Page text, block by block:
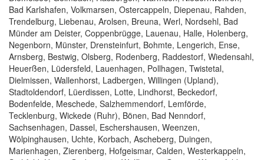
Bad Karlshafen, Volkmarsen, Ostercappeln, Diepenau, Rahden,
Trendelburg, Liebenau, Arolsen, Breuna, Werl, Nordsehl, Bad
Münder am Deister, Coppenbrügge, Lauenau, Halle, Holenberg,
Negenborn, Münster, Drensteinfurt, Bohmte, Lengerich, Ense,
Arnsberg, Bestwig, Olsberg, Rodenberg, Raddestorf, Wiedensahl,
Heuerßen, Lüdersfeld, Lauenhagen, Pollhagen, Twistetal,
Dielmissen, Wallenhorst, Ladbergen, Willingen (Upland),
Stadtoldendorf, Lüerdissen, Lotte, Lindhorst, Beckedorf,
Bodenfelde, Meschede, Salzhemmendorf, Lemförde,
Tecklenburg, Wickede (Ruhr), Bönen, Bad Nenndorf,
Sachsenhagen, Dassel, Eschershausen, Weenzen,
Wölpinghausen, Uchte, Korbach, Ascheberg, Duingen,
Marienhagen, Zierenberg, Hofgeismar, Calden, Westerkappeln,